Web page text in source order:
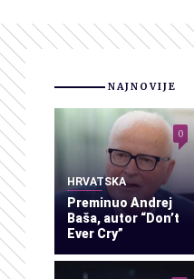
NAJNOVIJE
HRVATSKA
Preminuo Andrej
Baša, autor “Don’t
Ever Cry”
0